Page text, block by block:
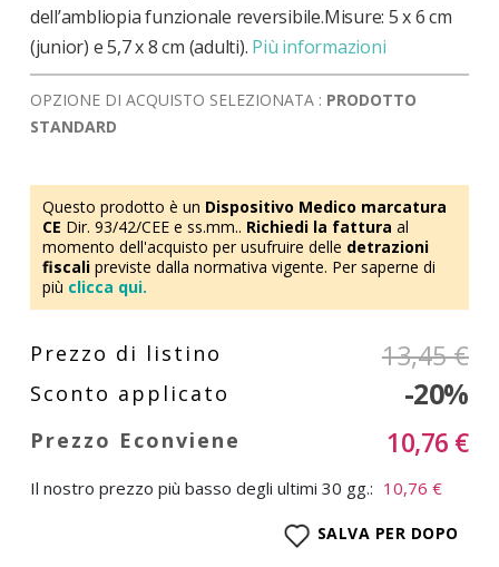
dell’ambliopia funzionale reversibile.Misure: 5 x 6 cm
(junior) e 5,7 x 8 cm (adulti). Più informazioni
OPZIONE DI ACQUISTO SELEZIONATA : PRODOTTO
STANDARD
Questo prodotto è un Dispositivo Medico marcatura
CE Dir. 93/42/CEE e ss.mm.. Richiedi la fattura al
momento dell'acquisto per usufruire delle detrazioni
fiscalipreviste dalla normativa vigente. Per saperne di
più clicca qui.
13,45 €
-20%
10,76 €
Il nostro prezzo più basso degli ultimi 30 gg.: 10,76 €
SALVA PER DOPO